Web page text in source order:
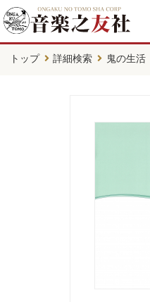
トップ 詳細検索 鬼の生活